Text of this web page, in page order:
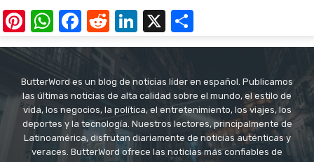
Pinterest
WhatsApp
Facebook
RedditLinkedIn
X
ButterWord es un blog de noticias líder en español. Publicamos
las últimas noticias de alta calidad sobre el mundo, el estilo de
vida, los negocios, la política, el entretenimiento, los viajes, los
deportes y la tecnología. Nuestros lectores, principalmente de
Latinoamérica, disfrutan diariamente de noticias auténticas y
veraces. ButterWord ofrece las noticias más confiables de